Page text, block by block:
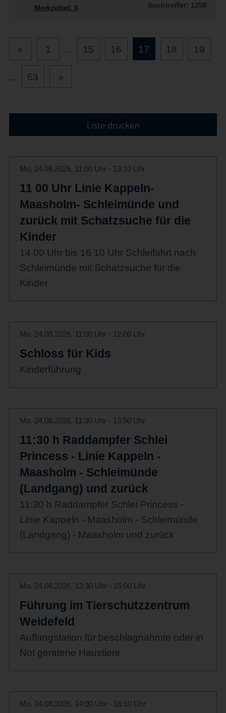
Merkzettel: 0 Suchtreffer: 1258
« 1 ... 15 16 17 18 19
... 53 »
Liste drucken
Mo. 24.08.2026, 11:00 Uhr - 13:10 Uhr
11 00 Uhr Linie Kappeln-
Maasholm- Schleimünde und
zurück mit Schatzsuche für die
Kinder
14 00 Uhr bis 16 10 Uhr Schleifahrt nach
Schleimünde mit Schatzsuche für die
Kinder
Mo. 24.08.2026, 11:00 Uhr - 12:00 Uhr
Schloss für Kids
Kinderführung
Mo. 24.08.2026, 11:30 Uhr - 13:50 Uhr
11:30 h Raddampfer Schlei
Princess - Linie Kappeln -
Maasholm - Schleimünde
(Landgang) und zurück
11:30 h Raddampfer Schlei Princess -
Linie Kappeln - Maasholm - Schleimünde
(Landgang) - Maasholm und zurück
Mo. 24.08.2026, 13:30 Uhr - 15:00 Uhr
Führung im Tierschutzzentrum
Weidefeld
Auffangstation für beschlagnahmte oder in
Not geratene Haustiere
Mo. 24.08.2026, 14:00 Uhr - 16:10 Uhr